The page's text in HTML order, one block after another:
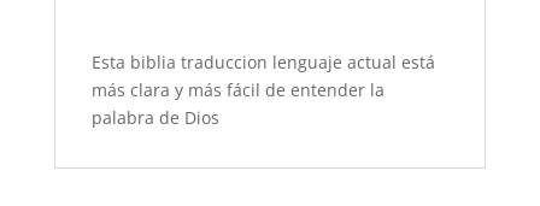
Esta biblia traduccion lenguaje actual está
más clara y más fácil de entender la
palabra de Dios